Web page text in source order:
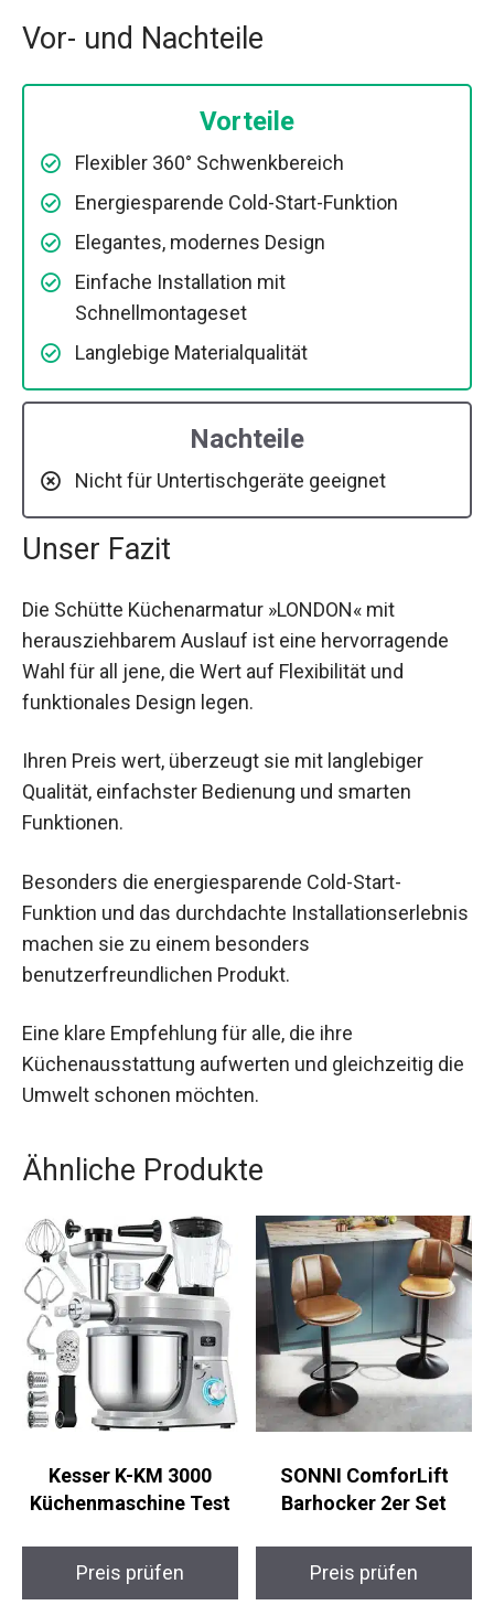
Vor- und Nachteile
Vorteile
Flexibler 360° Schwenkbereich
Energiesparende Cold-Start-Funktion
Elegantes, modernes Design
Einfache Installation mit
Schnellmontageset
Langlebige Materialqualität
Nachteile
Nicht für Untertischgeräte geeignet
Unser Fazit
Die Schütte Küchenarmatur »LONDON« mit
herausziehbarem Auslauf ist eine hervorragende
Wahl für all jene, die Wert auf Flexibilität und
funktionales Design legen.
Ihren Preis wert, überzeugt sie mit langlebiger
Qualität, einfachster Bedienung und smarten
Funktionen.
Besonders die energiesparende Cold-Start-
Funktion und das durchdachte Installationserlebnis
machen sie zu einem besonders
benutzerfreundlichen Produkt.
Eine klare Empfehlung für alle, die ihre
Küchenausstattung aufwerten und gleichzeitig die
Umwelt schonen möchten.
Ähnliche Produkte
Kesser K-KM 3000
Küchenmaschine Test
Preis prüfen
SONNI ComforLift
Barhocker 2er Set
Preis prüfen